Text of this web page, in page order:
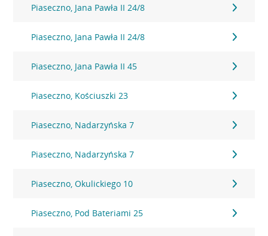
Piaseczno, Jana Pawła II 24/8
Piaseczno, Jana Pawła II 24/8
Piaseczno, Jana Pawła II 45
Piaseczno, Kościuszki 23
Piaseczno, Nadarzyńska 7
Piaseczno, Nadarzyńska 7
Piaseczno, Okulickiego 10
Piaseczno, Pod Bateriami 25